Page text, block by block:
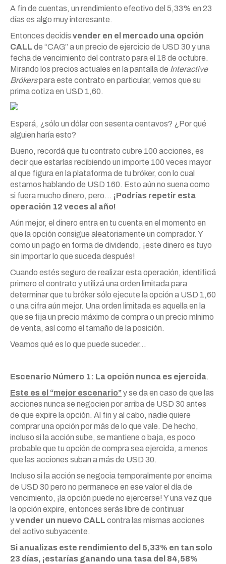
A fin de cuentas, un rendimiento efectivo del 5,33% en 23
días es algo muy interesante.
Entonces decidís vender en el mercado una opción
CALL de “CAG” a un precio de ejercicio de USD 30 y una
fecha de vencimiento del contrato para el 18 de octubre.
Mirando los precios actuales en la pantalla de Interactive
Brókerspara este contrato en particular, vemos que su
prima cotiza en USD 1,60.
Esperá, ¿sólo un dólar con sesenta centavos? ¿Por qué
alguien haría esto?
Bueno, recordá que tu contrato cubre 100 acciones, es
decir que estarías recibiendo un importe 100 veces mayor
al que figura en la plataforma de tu bróker, con lo cual
estamos hablando de USD 160. Esto aún no suena como
si fuera mucho dinero, pero… ¡Podrías repetir esta
operación 12 veces al año!
Aún mejor, el dinero entra en tu cuenta en el momento en
que la opción consigue aleatoriamente un comprador. Y
como un pago en forma de dividendo, ¡este dinero es tuyo
sin importar lo que suceda después!
Cuando estés seguro de realizar esta operación, identificá
primero el contrato y utilizá una orden limitada para
determinar que tu bróker sólo ejecute la opción a USD 1,60
o una cifra aún mejor. Una orden limitada es aquella en la
que se fija un precio máximo de compra o un precio mínimo
de venta, así como el tamaño de la posición.
Veamos qué es lo que puede suceder…
Escenario Número 1: La opción nunca es ejercida.
Este es el “mejor escenario”y se da en caso de que las
acciones nunca se negocien por arriba de USD 30 antes
de que expire la opción. Al fin y al cabo, nadie quiere
comprar una opción por más de lo que vale. De hecho,
incluso si la acción sube, se mantiene o baja, es poco
probable que tu opción de compra sea ejercida, a menos
que las acciones suban a más de USD 30.
Incluso si la acción se negocia temporalmente por encima
de USD 30 pero no permanece en ese valor el día de
vencimiento, ¡la opción puede no ejercerse! Y una vez que
la opción expire, entonces serás libre de continuar
yvender un nuevo CALL contra las mismas acciones
del activo subyacente.
Si anualizas este rendimiento del 5,33% en tan solo
23 días, ¡estarías ganando una tasa del 84,58%